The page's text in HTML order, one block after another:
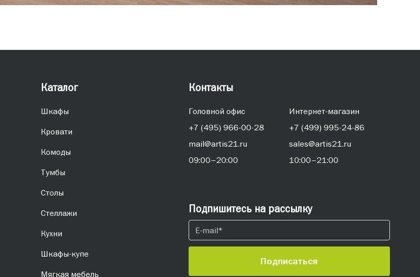
Каталог
Шкафы
Кровати
Комоды
Тумбы
Столы
Стеллажи
Кухни
Шкафы-купе
Мягкая мебель
Контакты
Головной офис
+7 (495) 966-00-28
mail@artis21.ru
09:00–20:00
Интернет-магазин
+7 (499) 995-24-86
sales@artis21.ru
10:00–21:00
Подпишитесь на рассылку
Подписаться